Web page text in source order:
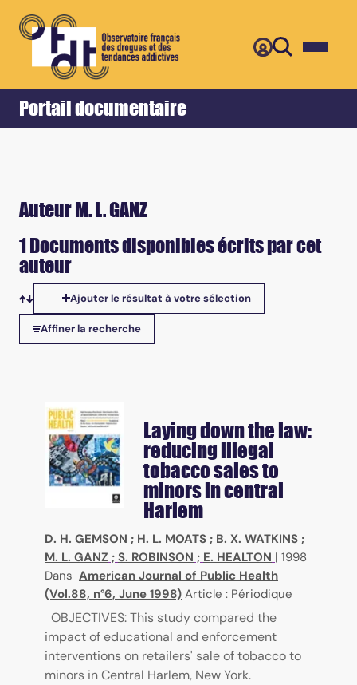
Portail documentaire
Accueil Retour
Auteur M. L. GANZ
1 Documents disponibles écrits par cet
auteur
Tris disponibles
Ajouter le résultat à votre sélection
Affiner la recherche
Laying down the law:
reducing illegal
tobacco sales to
minors in central
Harlem
D. H. GEMSON ; H. L. MOATS ; B. X. WATKINS ;
M. L. GANZ ; S. ROBINSON ; E. HEALTON | 1998
Dans American Journal of Public Health
(Vol.88, n°6, June 1998) Article : Périodique
OBJECTIVES: This study compared the
impact of educational and enforcement
interventions on retailers' sale of tobacco to
minors in Central Harlem, New York.